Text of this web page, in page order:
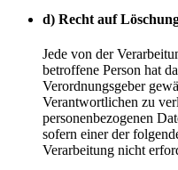
d) Recht auf
Jede von der
betroffene Person hat
Verordnungsgeber
Verantwortlichen zu
personenbezogenen
sofern einer der
Verarbeitung nicht